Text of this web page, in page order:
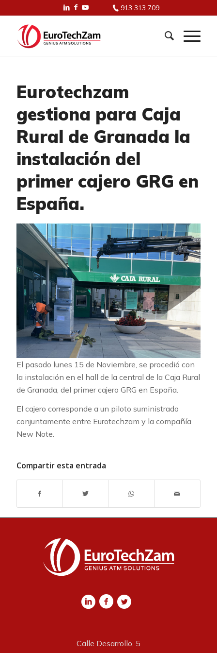
913 313 709
Eurotechzam
gestiona para Caja
Rural de Granada la
instalación del
primer cajero GRG en
España.
El pasado lunes 15 de Noviembre, se procedió con
la instalación en el hall de la central de la Caja Rural
de Granada, del primer cajero GRG en España.
El cajero corresponde a un piloto suministrado
conjuntamente entre Eurotechzam y la compañía
New Note.
Compartir esta entrada
Calle Desarrollo, 5